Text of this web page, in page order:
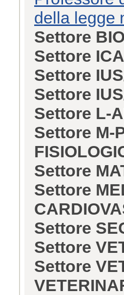
della legge
Settore
Settore
Settore
Settore
Settore L-
Settore M-
Settore
Settore
Settore
Settore
Settore